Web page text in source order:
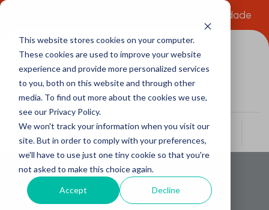
This website stores cookies on your computer.
These cookies are used to improve your website
experience and provide more personalized services
to you, both on this website and through other
media. To find out more about the cookies we use,
see our Privacy Policy.
We won't track your information when you visit our
site. But in order to comply with your preferences,
we'll have to use just one tiny cookie so that you're
not asked to make this choice again.
Accept Decline
Política de Privacidade
Buscar